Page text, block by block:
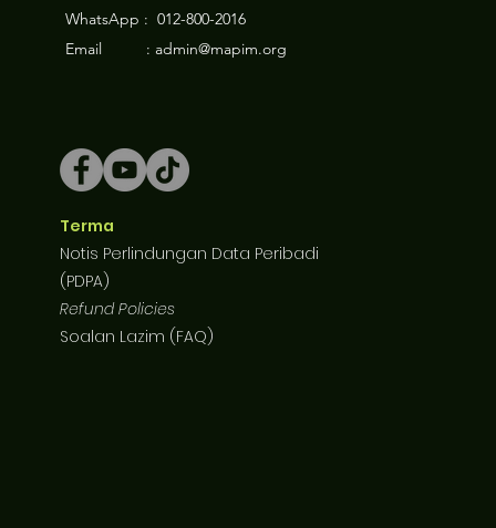
WhatsApp : 012-800-2016
Email : admin@mapim.org
Terma
Notis Perlindungan Data Peribadi
(PDPA)
Refund Policies
Soalan Lazim (FAQ)